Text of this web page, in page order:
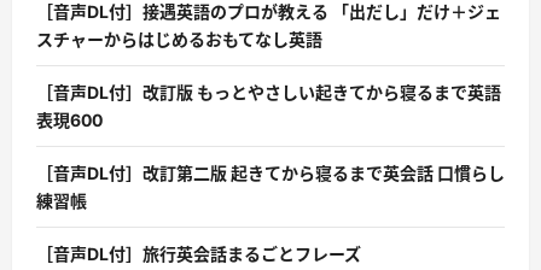
［音声DL付］接遇英語のプロが教える 「出だし」だけ＋ジェ
スチャーからはじめるおもてなし英語
［音声DL付］改訂版 もっとやさしい起きてから寝るまで英語
表現600
［音声DL付］改訂第二版 起きてから寝るまで英会話 口慣らし
練習帳
［音声DL付］旅行英会話まるごとフレーズ